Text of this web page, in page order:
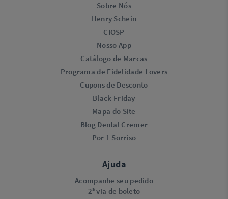
Sobre Nós
Henry Schein
CIOSP
Nosso App
Catálogo de Marcas
Programa de Fidelidade Lovers​
Cupons de Desconto
Black Friday
Mapa do Site
Blog Dental Cremer
Por 1 Sorriso
Ajuda
Acompanhe seu pedido
2ª via de boleto